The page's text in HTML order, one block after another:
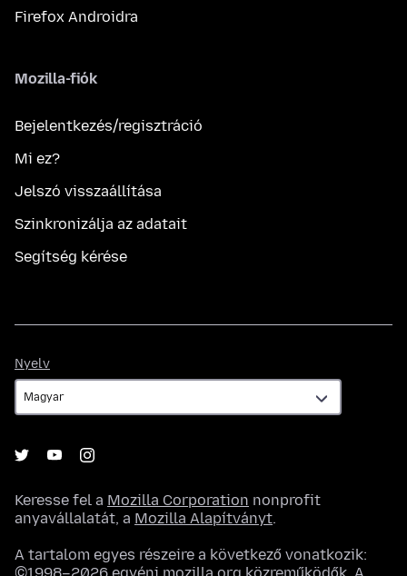
Firefox Androidra
Mozilla-fiók
Bejelentkezés/regisztráció
Mi ez?
Jelszó visszaállítása
Szinkronizálja az adatait
Segítség kérése
Nyelv
Keresse fel a Mozilla Corporation nonprofit
anyavállalatát, a Mozilla Alapítványt.
A tartalom egyes részeire a következő vonatkozik: